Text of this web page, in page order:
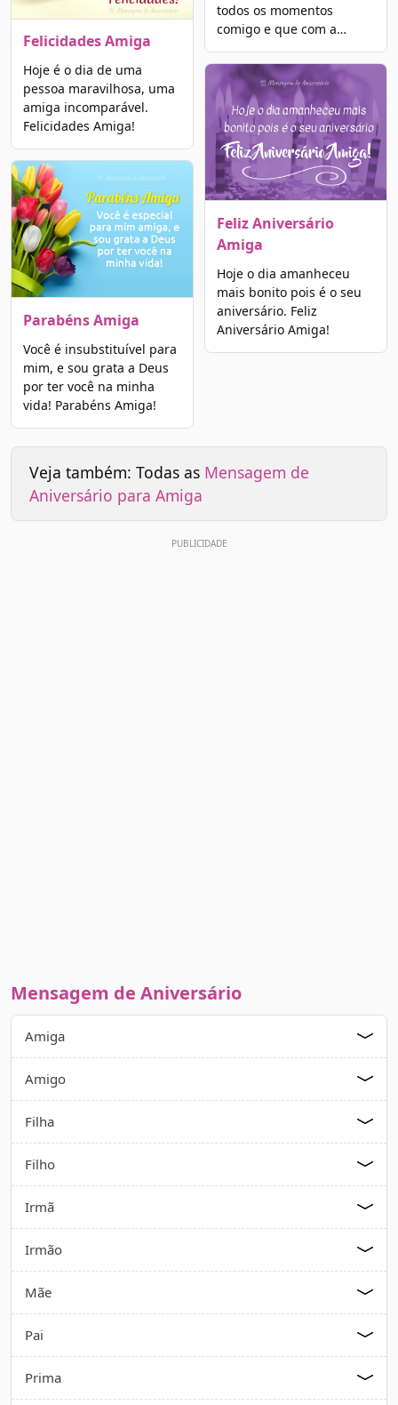
Felicidades Amiga
Hoje é o dia de uma
pessoa maravilhosa, uma
amiga incomparável.
Felicidades Amiga!
Parabéns Amiga
Você é insubstituível para
mim, e sou grata a Deus
por ter você na minha
vida! Parabéns Amiga!
todos os momentos
comigo e que com a…
Feliz Aniversário
Amiga
Hoje o dia amanheceu
mais bonito pois é o seu
aniversário. Feliz
Aniversário Amiga!
Veja também: Todas as Mensagem de
Aniversário para Amiga
Mensagem de Aniversário
Amiga
Amigo
Filha
Filho
Irmã
Irmão
Mãe
Pai
Prima